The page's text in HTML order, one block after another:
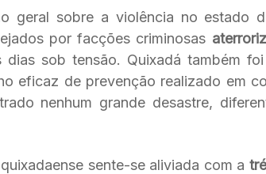
geral sobre a violência no estado
por facções criminosas
dias sob tensão. Quixadá também
eficaz de prevenção realizado em
nenhum grande desastre,
sente-se aliviada com a